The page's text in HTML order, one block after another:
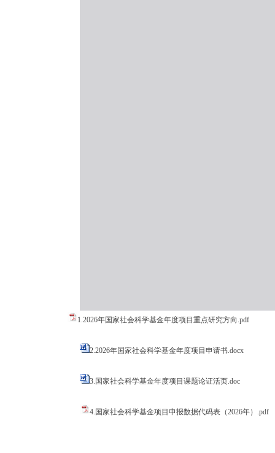
1.2026年国家社会科学基金年度项目重点研究方向.pdf
2.2026年国家社会科学基金年度项目申请书.docx
3.国家社会科学基金年度项目课题论证活页.doc
4.国家社会科学基金项目申报数据代码表（2026年）.pdf